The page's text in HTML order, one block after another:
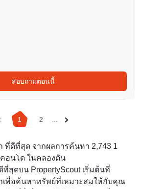
สอบถามตอนนี้
1 2 ...
ที่ดีที่สุด จากผลการค้นหา 2,743 1
อนโด ในคลองตัน
สุดบน PropertyScout เริ่มต้นที่
เพื่อค้นหาทรัพย์ที่เหมาะสมให้กับคุณ